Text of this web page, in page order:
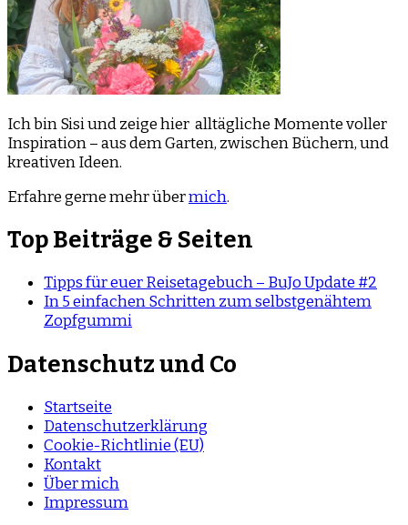
Ich bin Sisi und zeige hier alltägliche Momente voller
Inspiration – aus dem Garten, zwischen Büchern, und
kreativen Ideen.
Erfahre gerne mehr übermich.
Top Beiträge & Seiten
Tipps für euer Reisetagebuch – BuJo Update #2
In 5 einfachen Schritten zum selbstgenähtem
Zopfgummi
Datenschutz und Co
Startseite
Datenschutzerklärung
Cookie-Richtlinie (EU)
Kontakt
Über mich
Impressum